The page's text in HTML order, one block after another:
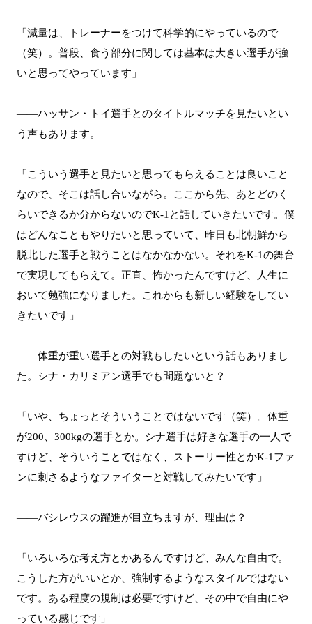
「減量は、トレーナーをつけて科学的にやっているので
（笑）。普段、食う部分に関しては基本は大きい選手が強
いと思ってやっています」
――ハッサン・トイ選手とのタイトルマッチを見たいとい
う声もあります。
「こういう選手と見たいと思ってもらえることは良いこと
なので、そこは話し合いながら。ここから先、あとどのく
らいできるか分からないのでK-1と話していきたいです。僕
はどんなこともやりたいと思っていて、昨日も北朝鮮から
脱北した選手と戦うことはなかなかない。それをK-1の舞台
で実現してもらえて。正直、怖かったんですけど、人生に
おいて勉強になりました。これからも新しい経験をしてい
きたいです」
――体重が重い選手との対戦もしたいという話もありまし
た。シナ・カリミアン選手でも問題ないと？
「いや、ちょっとそういうことではないです（笑）。体重
が200、300kgの選手とか。シナ選手は好きな選手の一人で
すけど、そういうことではなく、ストーリー性とかK-1ファ
ンに刺さるようなファイターと対戦してみたいです」
――バシレウスの躍進が目立ちますが、理由は？
「いろいろな考え方とかあるんですけど、みんな自由で。
こうした方がいいとか、強制するようなスタイルではない
です。ある程度の規制は必要ですけど、その中で自由にや
っている感じです」